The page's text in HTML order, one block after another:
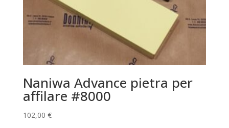
Naniwa Advance pietra per
affilare #8000
102,00 €